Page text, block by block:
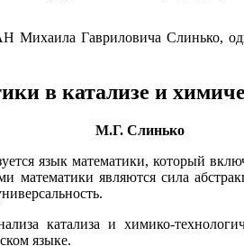
Гавриловича Слинько,
в катализе и
М.Г. Слинько
язык математики, который
являются сила
катализа и химико-
языке.